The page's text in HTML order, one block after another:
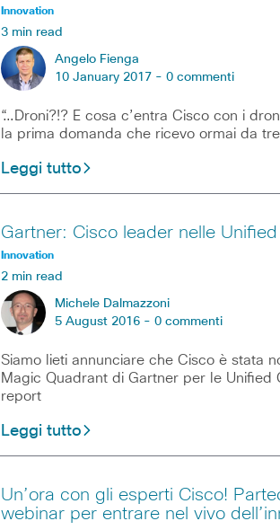
Innovation
3 min read
Angelo Fienga
10 January 2017 - 0 commenti
“…Droni?!? E cosa c’entra Cisco con i
la prima domanda che ricevo ormai da
Leggi tutto
Gartner: Cisco leader nelle
Innovation
2 min read
Michele Dalmazzoni
5 August 2016 - 0 commenti
Siamo lieti annunciare che Cisco è stata
Magic Quadrant di Gartner per le Unified
report
Leggi tutto
Un’ora con gli esperti Cisco!
webinar per entrare nel vivo